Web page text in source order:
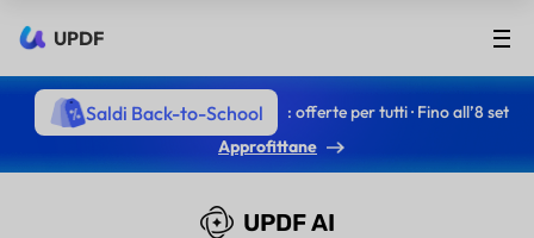
UPDF
Saldi Back-to-School
: offerte per tutti · Fino all’8 set
Approfittane
UPDF AI